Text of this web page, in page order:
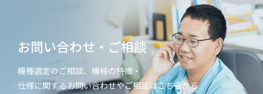
お問い合わせ・ご相談
機種選定のご相談、機械の特徴・
仕様に関するお問い合わせやご相談はこちらから